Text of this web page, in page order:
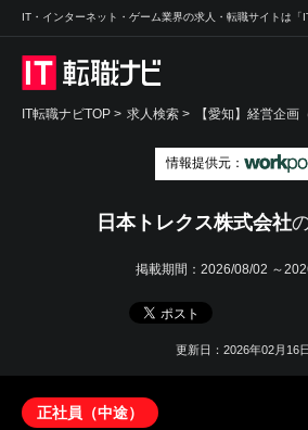
IT・インターネット・ゲーム業界の求人・転職サイトは「
IT転職ナビTOP > 求人検索 > 【愛知】経営企
情報提供元：
日本トレクス株式会社
掲載期間： 2026/08/02 ～
更新日：2026年02月16日
正社員（中途）